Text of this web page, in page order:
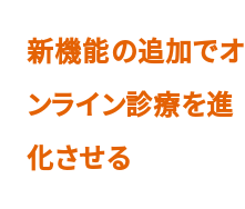
新機能の追加でオ
ンライン診療を進
化させる